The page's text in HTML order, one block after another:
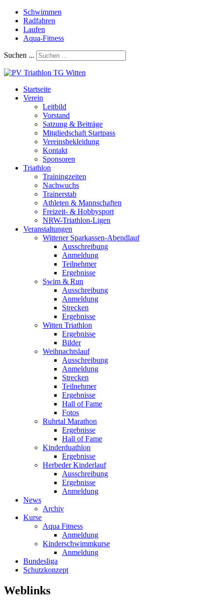
Schwimmen
Radfahren
Laufen
Aqua-Fitness
Suchen ...
Startseite
Verein
Leitbild
Vorstand
Satzung & Beiträge
Mitgliedschaft Startpass
Vereinsbekleidung
Kontakt
Sponsoren
Triathlon
Trainingzeiten
Nachwuchs
Trainerstab
Athleten & Mannschaften
Freizeit- & Hobbysport
NRW-Triathlon-Ligen
Veranstaltungen
Wittener Sparkassen-Abendlauf
Ausschreibung
Anmeldung
Teilnehmer
Ergebnisse
Swim & Run
Ausschreibung
Anmeldung
Strecken
Ergebnisse
Witten Triathlon
Ergebnisse
Bilder
Weihnachtslauf
Ausschreibung
Anmeldung
Strecken
Teilnehmer
Ergebnisse
Hall of Fame
Fotos
Ruhrtal Marathon
Ergebnisse
Hall of Fame
Kinderduathlon
Ergebnisse
Herbeder Kinderlauf
Ausschreibung
Ergebnisse
Anmeldung
News
Archiv
Kurse
Aqua Fitness
Anmeldung
Kinderschwimmkurse
Anmeldung
Bundesliga
Schutzkonzept
Weblinks